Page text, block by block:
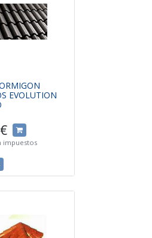
EVOLUTION
€
impuestos